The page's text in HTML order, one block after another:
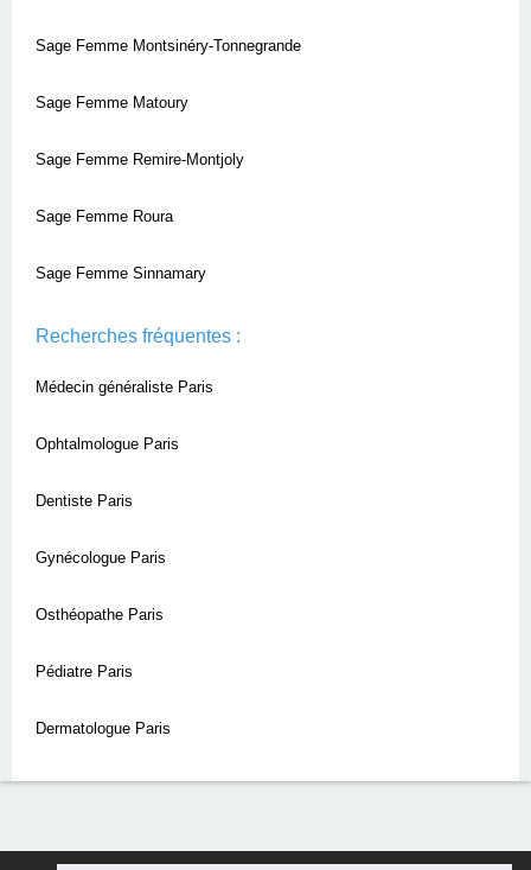
Sage Femme Montsinéry-Tonnegrande
Sage Femme Matoury
Sage Femme Remire-Montjoly
Sage Femme Roura
Sage Femme Sinnamary
Recherches fréquentes :
Médecin généraliste Paris
Ophtalmologue Paris
Dentiste Paris
Gynécologue Paris
Osthéopathe Paris
Pédiatre Paris
Dermatologue Paris